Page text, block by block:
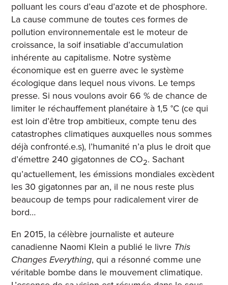
polluant les cours d’eau d’azote et de phosphore.
La cause commune de toutes ces formes de
pollution environnementale est le moteur de
croissance, la soif insatiable d’accumulation
inhérente au capitalisme. Notre système
économique est en guerre avec le système
écologique dans lequel nous vivons. Le temps
presse. Si nous voulons avoir 66 % de chance de
limiter le réchauffement planétaire à 1,5 °C (ce qui
est loin d’être trop ambitieux, compte tenu des
catastrophes climatiques auxquelles nous sommes
déjà confronté.e.s), l’humanité n’a plus le droit que
d’émettre 240 gigatonnes de CO2. Sachant
qu’actuellement, les émissions mondiales excèdent
les 30 gigatonnes par an, il ne nous reste plus
beaucoup de temps pour radicalement virer de
bord…
En 2015, la célèbre journaliste et auteure
canadienne Naomi Klein a publié le livre This
Changes Everything, qui a résonné comme une
véritable bombe dans le mouvement climatique.